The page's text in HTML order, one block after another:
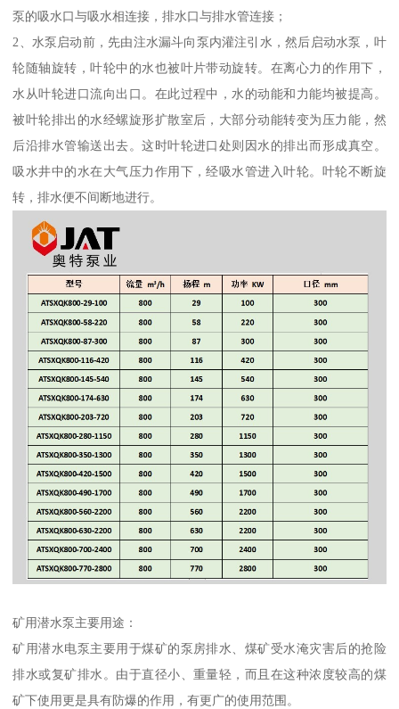
泵的吸水口与吸水相连接，排水口与排水管连接；
2、水泵启动前，先由注水漏斗向泵内灌注引水，然后启动水泵，叶
轮随轴旋转，叶轮中的水也被叶片带动旋转。在离心力的作用下，
水从叶轮进口流向出口。在此过程中，水的动能和力能均被提高。
被叶轮排出的水经螺旋形扩散室后，大部分动能转变为压力能，然
后沿排水管输送出去。这时叶轮进口处则因水的排出而形成真空。
吸水井中的水在大气压力作用下，经吸水管进入叶轮。叶轮不断旋
转，排水便不间断地进行。
矿用潜水泵主要用途：
矿用潜水电泵主要用于煤矿的泵房排水、煤矿受水淹灾害后的抢险
排水或复矿排水。由于直径小、重量轻，而且在这种浓度较高的煤
矿下使用更是具有防爆的作用，有更广的使用范围。